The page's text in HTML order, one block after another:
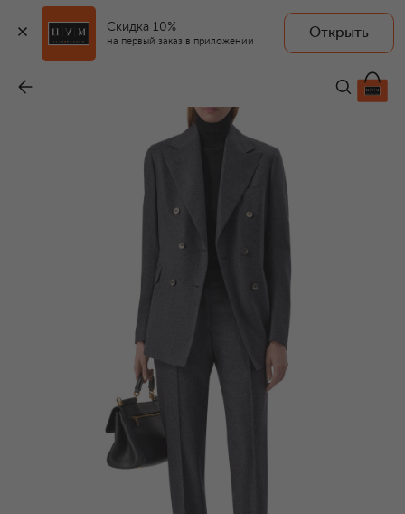
Скидка 10%
на первый заказ в приложении
Открыть
313 500 ₽